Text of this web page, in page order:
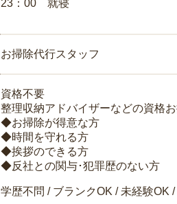
23：00 就寝
お掃除代行スタッフ
資格不要
整理収納アドバイザーなどの資格
◆お掃除が得意な方
◆時間を守れる方
◆挨拶のできる方
◆反社との関与･犯罪歴のない方
学歴不問 / ブランクOK / 未経験OK